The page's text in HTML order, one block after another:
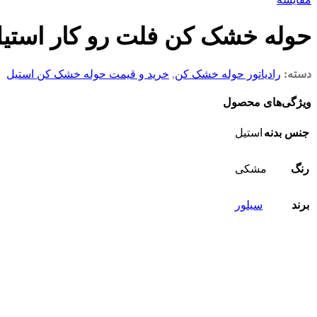
حوله خشک کن فلت رو کار استیل 75
دسته: رادیاتور حوله خشک کن, خرید و قیمت حوله خشک کن استیل
ویژگی‌های محصول
جنس بدنه استیل
رنگ مشکی
برند سیلور